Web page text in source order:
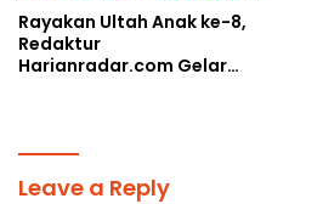
Rayakan Ultah Anak ke-8,
Redaktur
Harianradar.com Gelar
Leave a Reply